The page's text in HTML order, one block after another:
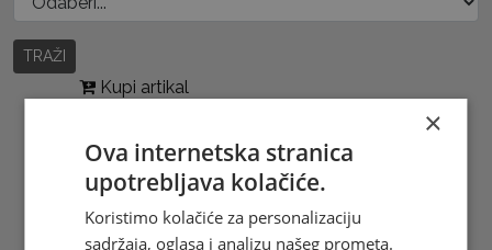
TRAŽI
Kupi artikal
×
Ova internetska stranica
upotrebljava kolačiće.
Koristimo kolačiće za personalizaciju
sadržaja, oglasa i analizu našeg prometa.